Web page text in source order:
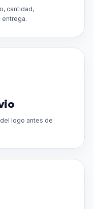
cantidad,
logo antes de